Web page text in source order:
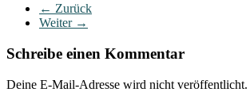
← Zurück
Weiter →
Schreibe einen Kommentar
Deine E-Mail-Adresse wird nicht veröffentlicht.